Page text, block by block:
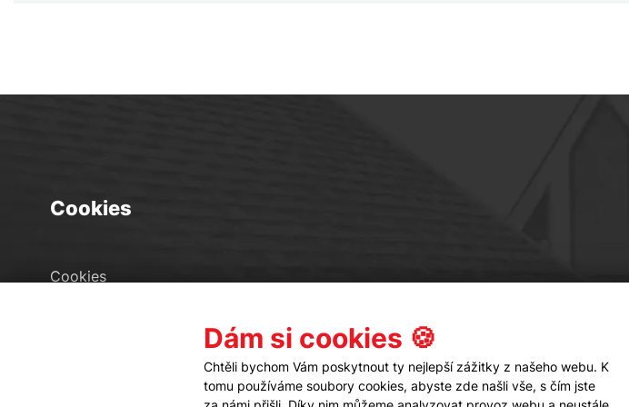
Cookies
Cookies
Dám si cookies 🍪
Chtěli bychom Vám poskytnout ty nejlepší zážitky z našeho webu. K
tomu používáme soubory cookies, abyste zde našli vše, s čím jste